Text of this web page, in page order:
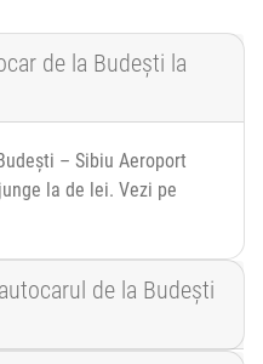
de la Budești la
– Sibiu Aeroport
la de lei. Vezi pe
de la Budești